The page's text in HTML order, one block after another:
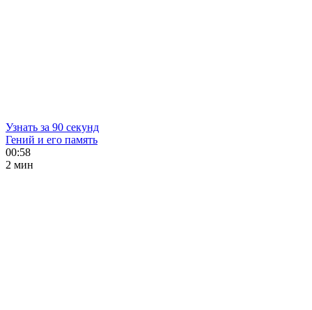
Узнать за 90 секунд
Гений и его память
00:58
2 мин